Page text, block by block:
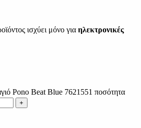
ισχύει μόνο για ηλεκτρονικές
Pono Beat Blue 7621551 ποσότητα